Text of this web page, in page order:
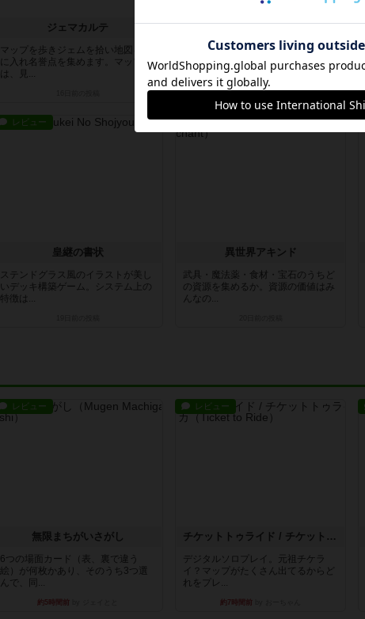
ジェマカルテ
マップを歩きジェムを拾い地図を手
に入れ名誉点を集めます。マップに
は、見...
七福廊
基本のルールはカードの大きさ比
べ。ただし、特殊効果があったり手
札交換が...
レビュー
皇継の書状
ステンドグラス風のイラストが美し
いデッキ構築ゲーム。システム上の
特徴は...
レビュー
異世界アキンド
武具・魔法薬・食材・宝石のうちど
の資源を集めるか。資源の価値はみ
んなの...
レビュー
無限まちがいさがし
6つの場面カード（表、裏で違う
絵）が何枚かあり、そのうち3つ選
んで、同...
約5時間前
レビュー
チケットトゥライド / チケットトゥライドアメリカ
デジタルソロプレイ。元祖チケラ
イ？マップがたくさん出てるからど
れをプレ...
約7時間前